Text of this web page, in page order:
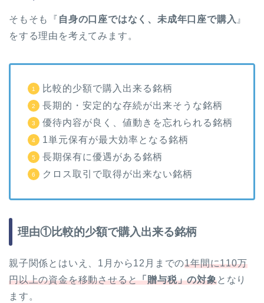
そもそも『 自身の口座ではなく、未成年口座で購入 』
をする理由を考えてみます。
比較的少額で購入出来る銘柄
長期的・安定的な存続が出来そうな銘柄
優待内容が良く、値動きを忘れられる銘柄
1単元保有が最大効率となる銘柄
長期保有に優遇がある銘柄
クロス取引で取得が出来ない銘柄
理由①比較的少額で購入出来る銘柄
親子関係とはいえ、1月から12月までの1年間に110万
円以上の資金を移動させると「贈与税」の対象となり
ます。